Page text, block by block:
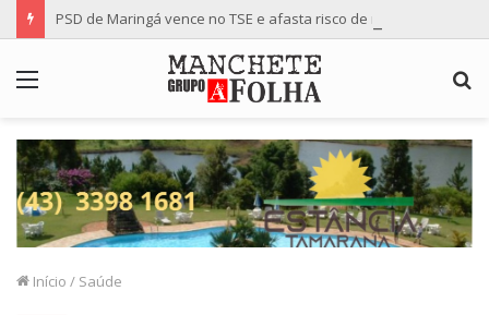
Início / Saúde